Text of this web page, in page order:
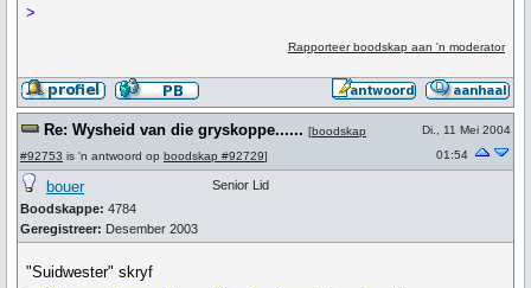
>
Rapporteer boodskap aan 'n moderator
Re: Wysheid van die gryskoppe...... [boodskap
#92753 is 'n antwoord op boodskap #92729]
Di., 11 Mei 2004
01:54
bouer
Boodskappe: 4784
Geregistreer: Desember 2003
Senior Lid
"Suidwester" skryf